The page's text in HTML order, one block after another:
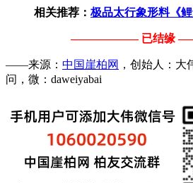
相关推荐： 极品太行象形料《鲤
—————— 已结缘
——来源： 中国崖柏网 ，创始人：
问，微：daweiyabai